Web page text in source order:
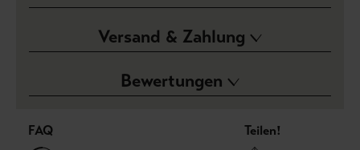
Versand & Zahlung
Bewertungen
FAQ Teilen!